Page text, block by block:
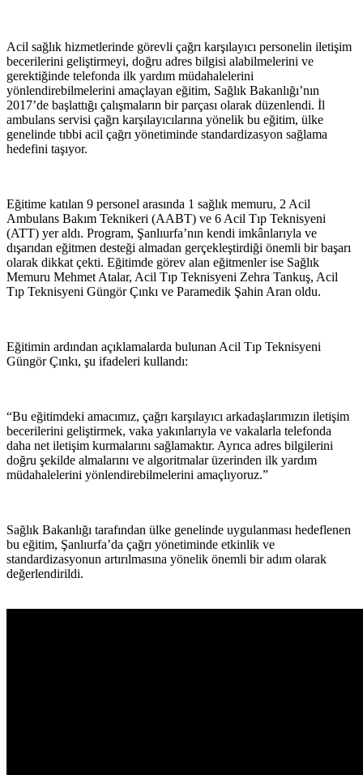
Acil sağlık hizmetlerinde görevli çağrı karşılayıcı personelin iletişim
becerilerini geliştirmeyi, doğru adres bilgisi alabilmelerini ve
gerektiğinde telefonda ilk yardım müdahalelerini
yönlendirebilmelerini amaçlayan eğitim, Sağlık Bakanlığı’nın
2017’de başlattığı çalışmaların bir parçası olarak düzenlendi. İl
ambulans servisi çağrı karşılayıcılarına yönelik bu eğitim, ülke
genelinde tıbbi acil çağrı yönetiminde standardizasyon sağlama
hedefini taşıyor.
Eğitime katılan 9 personel arasında 1 sağlık memuru, 2 Acil
Ambulans Bakım Teknikeri (AABT) ve 6 Acil Tıp Teknisyeni
(ATT) yer aldı. Program, Şanlıurfa’nın kendi imkânlarıyla ve
dışarıdan eğitmen desteği almadan gerçekleştirdiği önemli bir başarı
olarak dikkat çekti. Eğitimde görev alan eğitmenler ise Sağlık
Memuru Mehmet Atalar, Acil Tıp Teknisyeni Zehra Tankuş, Acil
Tıp Teknisyeni Güngör Çınkı ve Paramedik Şahin Aran oldu.
Eğitimin ardından açıklamalarda bulunan Acil Tıp Teknisyeni
Güngör Çınkı, şu ifadeleri kullandı:
“Bu eğitimdeki amacımız, çağrı karşılayıcı arkadaşlarımızın iletişim
becerilerini geliştirmek, vaka yakınlarıyla ve vakalarla telefonda
daha net iletişim kurmalarını sağlamaktır. Ayrıca adres bilgilerini
doğru şekilde almalarını ve algoritmalar üzerinden ilk yardım
müdahalelerini yönlendirebilmelerini amaçlıyoruz.”
Sağlık Bakanlığı tarafından ülke genelinde uygulanması hedeflenen
bu eğitim, Şanlıurfa’da çağrı yönetiminde etkinlik ve
standardizasyonun artırılmasına yönelik önemli bir adım olarak
değerlendirildi.